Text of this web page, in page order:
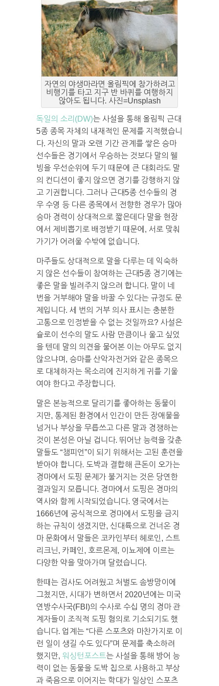
자연의 야생마라면 올림픽에 참가하려고
비행기를 타고 지구 반 바퀴를 여행하지
않아도 됩니다. 사진=Unsplash
독일의 소리(DW)는 사설을 통해 올림픽 근대
5종 종목 자체의 내재적인 문제를 지적했습니
다. 자신의 말과 오랜 기간 관계를 쌓은 승마
선수들은 경기에서 우승하는 것보다 말의 웰
빙을 우선순위에 두기 때문에 큰 대회라도 말
의 컨디션이 좋지 않으면 경기를 강행하지 않
고 기권합니다. 그러나 근대5종 선수들의 경
우 수영 등 다른 종목에서 전향한 경우가 많아
승마 경력이 상대적으로 짧은데다 말을 현장
에서 제비뽑기로 배정받기 때문에, 서로 맞춰
가기가 어려울 수밖에 없습니다.
마주들도 상대적으로 말을 다루는 데 익숙하
지 않은 선수들이 참여하는 근대5종 경기에는
좋은 말을 빌려주지 않으려 합니다. 말이 네
번을 거부해야 말을 바꿀 수 있다는 규정도 문
제입니다. 세 번의 거부 의사 표시는 충분한
고통으로 인정받을 수 없는 것일까요? 사설은
슐로이 선수의 말도 사람 만큼이나 울고 싶었
을 텐데 말의 의견을 물어본 이는 아무도 없지
않으냐며, 승마를 산악자전거와 같은 종목으
로 대체하자는 목소리에 진지하게 귀를 기울
여야 한다고 주장합니다.
말은 본능적으로 달리기를 좋아하는 동물이
지만, 통제된 환경에서 인간이 만든 장애물을
넘거나 부상을 무릅쓰고 다른 말과 경쟁하는
것이 본성은 아닐 겁니다. 뛰어난 능력을 갖춘
말들도 “챔피언”이 되기 위해서는 고된 훈련을
받아야 합니다. 도박과 결합해 큰돈이 오가는
경마에서 도핑 문제가 불거지는 것은 당연한
결과일지 모릅니다. 경마에서 도핑은 경마의
역사와 함께 시작되었습니다. 영국에서는
1666년에 공식적으로 경마에서 도핑을 금지
하는 규칙이 생겼지만, 신대륙으로 건너온 경
마 문화에서 말들은 코카인부터 헤로인, 스트
리크닌, 카페인, 호르몬제, 이뇨제에 이르는
다양한 약을 맞아가며 달렸습니다.
한때는 검사도 어려웠고 처벌도 솜방망이에
그쳤지만, 시대가 변하면서 2020년에는 미국
연방수사국(FBI)의 수사로 수십 명의 경마 관
계자들이 조직적 도핑 혐의로 기소되기도 했
습니다. 업계는 “다른 스포츠와 마찬가지로 이
런 일이 생길 수도 있다”며 문제를 축소하려
했지만, 워싱턴포스트는 사설을 통해 방어 능
력이 없는 동물을 도박 칩으로 사용하고 부상
과 죽음으로 이어지는 학대가 일상인 스포츠